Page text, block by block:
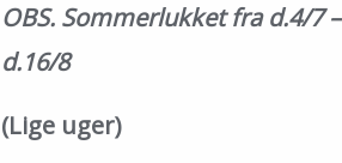
OBS. Sommerlukket fra d.4/7 –
d.16/8
(Lige uger)